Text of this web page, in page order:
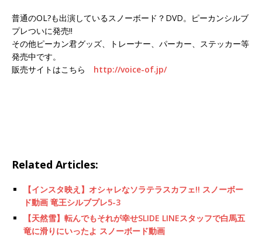
普通のOL?も出演しているスノーボード？DVD。ピーカンシルブ
プレついに発売!!
その他ピーカン君グッズ、トレーナー、パーカー、ステッカー等
発売中です。
販売サイトはこちら http://voice-of.jp/
Related Articles:
【インスタ映え】オシャレなソラテラスカフェ!! スノーボー
ド動画 竜王シルブプレ5-3
【天然雪】転んでもそれが幸せSLIDE LINEスタッフで白馬五
竜に滑りにいったよ スノーボード動画